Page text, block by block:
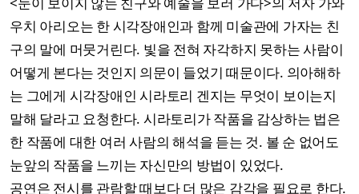
우치 아리오는 한 시각장애인과 함께 미술관에 가자는 친
구의 말에 머뭇거린다. 빛을 전혀 자각하지 못하는 사람이
어떻게 본다는 것인지 의문이 들었기 때문이다. 의아해하
는 그에게 시각장애인 시라토리 겐지는 무엇이 보이는지
말해 달라고 요청한다. 시라토리가 작품을 감상하는 법은
한 작품에 대한 여러 사람의 해석을 듣는 것. 볼 순 없어도
눈앞의 작품을 느끼는 자신만의 방법이 있었다.
공연은 전시를 관람할 때보다 더 많은 감각을 필요로 한다.